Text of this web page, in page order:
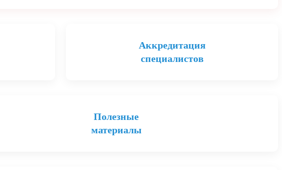
Аккредитация
специалистов
Полезные
материалы